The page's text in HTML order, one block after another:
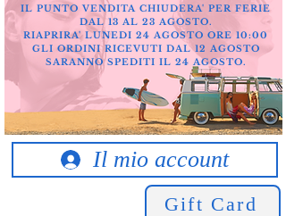
Il mio account
Gift Card
IL PUNTO VENDITA CHIUDERA' PER FERIE
DAL 13 AL 23 AGOSTO.
RIAPRIRA' LUNEDI 24 AGOSTO ORE 10:00
GLI ORDINI RICEVUTI DAL 12 AGOSTO
SARANNO SPEDITI IL 24 AGOSTO.